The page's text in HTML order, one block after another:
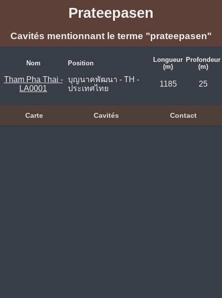
Prateepasen
Cavités mentionnant le terme "prateepasen"
Nom Position
Longueur
(m)
Profondeur
(m)
Tham Pha Thai -
LA0001
บุญนาคพัฒนา - TH -
ประเทศไทย
1185 25
Carte Cavités Contact